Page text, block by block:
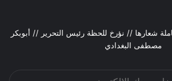
شعارها // نؤرخ للحظة رئيس التحرير // أبوبكر
مصطفى البغدادي